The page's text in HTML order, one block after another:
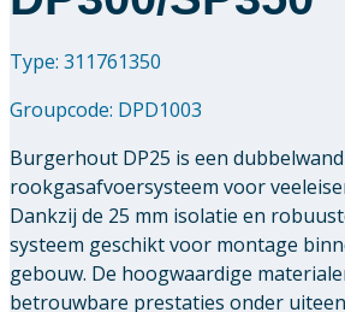
Type: 311761350
Groupcode: DPD1003
Burgerhout DP25 is een
rookgasafvoersysteem voor
Dankzij de 25 mm isolatie en
systeem geschikt voor montage
gebouw. De hoogwaardige
betrouwbare prestaties onder